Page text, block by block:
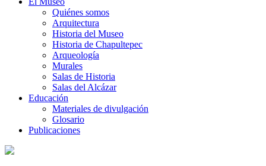
Quiénes somos
Arquitectura
Historia del Museo
Historia de Chapultepec
Arqueología
Murales
Salas de Historia
Salas del Alcázar
Educación
Materiales de divulgación
Glosario
Publicaciones